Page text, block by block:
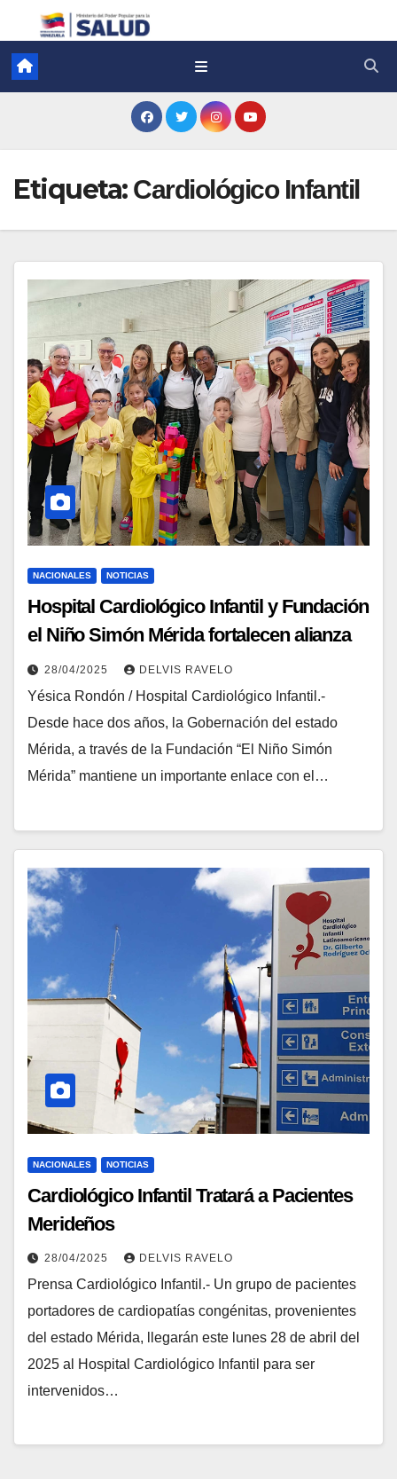
Etiqueta: Cardiológico Infantil
NACIONALES NOTICIAS
Hospital Cardiológico Infantil y Fundación
el Niño Simón Mérida fortalecen alianza
por la salud de los niños con cardiopatías
congénitas
28/04/2025 DELVIS RAVELO
Yésica Rondón / Hospital Cardiológico Infantil.-
Desde hace dos años, la Gobernación del estado
Mérida, a través de la Fundación “El Niño Simón
Mérida” mantiene un importante enlace con el…
NACIONALES NOTICIAS
Cardiológico Infantil Tratará a Pacientes
Merideños
28/04/2025 DELVIS RAVELO
Prensa Cardiológico Infantil.- Un grupo de pacientes
portadores de cardiopatías congénitas, provenientes
del estado Mérida, llegarán este lunes 28 de abril del
2025 al Hospital Cardiológico Infantil para ser
intervenidos…